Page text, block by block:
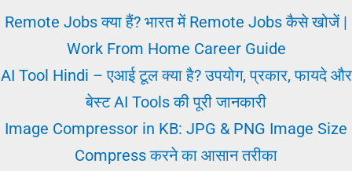
सही
चुनने
पूरी
Remote Jobs क्या हैं? भारत में Remote Jobs कैसे खोजें |
Work From Home Career Guide
AI Tool Hindi – एआई टूल क्या है? उपयोग, प्रकार, फायदे और
बेस्ट AI Tools की पूरी जानकारी
Image Compressor in KB: JPG & PNG Image Size
Compress करने का आसान तरीका